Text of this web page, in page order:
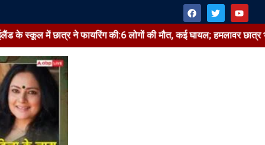
ने फायरिंग की:6 लोगों की मौत, कई घायल; हमलावर छात्र भी अस्पताल
Bharat